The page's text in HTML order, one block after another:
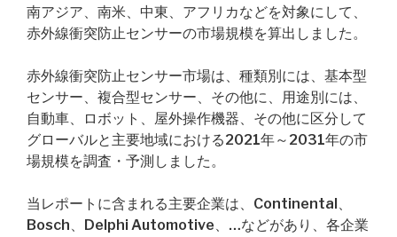
南アジア、南米、中東、アフリカなどを対象にして、
赤外線衝突防止センサーの市場規模を算出しました。
赤外線衝突防止センサー市場は、種類別には、基本型
センサー、複合型センサー、その他に、用途別には、
自動車、ロボット、屋外操作機器、その他に区分して
グローバルと主要地域における2021年～2031年の市
場規模を調査・予測しました。
当レポートに含まれる主要企業は、Continental、
Bosch、Delphi Automotive、…などがあり、各企業